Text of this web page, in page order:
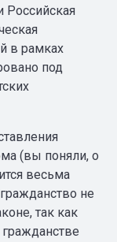
Российская
в рамках
под
(вы поняли, о
весьма
не
так как